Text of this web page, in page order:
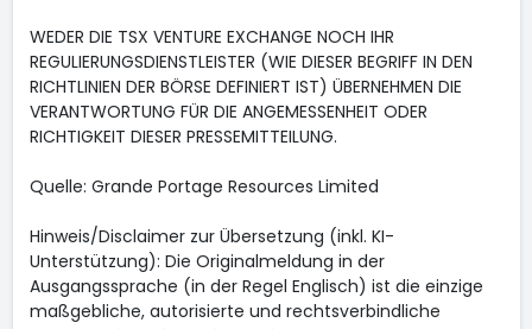
WEDER DIE TSX VENTURE EXCHANGE NOCH IHR
REGULIERUNGSDIENSTLEISTER (WIE DIESER BEGRIFF IN DEN
RICHTLINIEN DER BÖRSE DEFINIERT IST) ÜBERNEHMEN DIE
VERANTWORTUNG FÜR DIE ANGEMESSENHEIT ODER
RICHTIGKEIT DIESER PRESSEMITTEILUNG.
Quelle: Grande Portage Resources Limited
Hinweis/Disclaimer zur Übersetzung (inkl. KI-
Unterstützung): Die Originalmeldung in der
Ausgangssprache (in der Regel Englisch) ist die einzige
maßgebliche, autorisierte und rechtsverbindliche